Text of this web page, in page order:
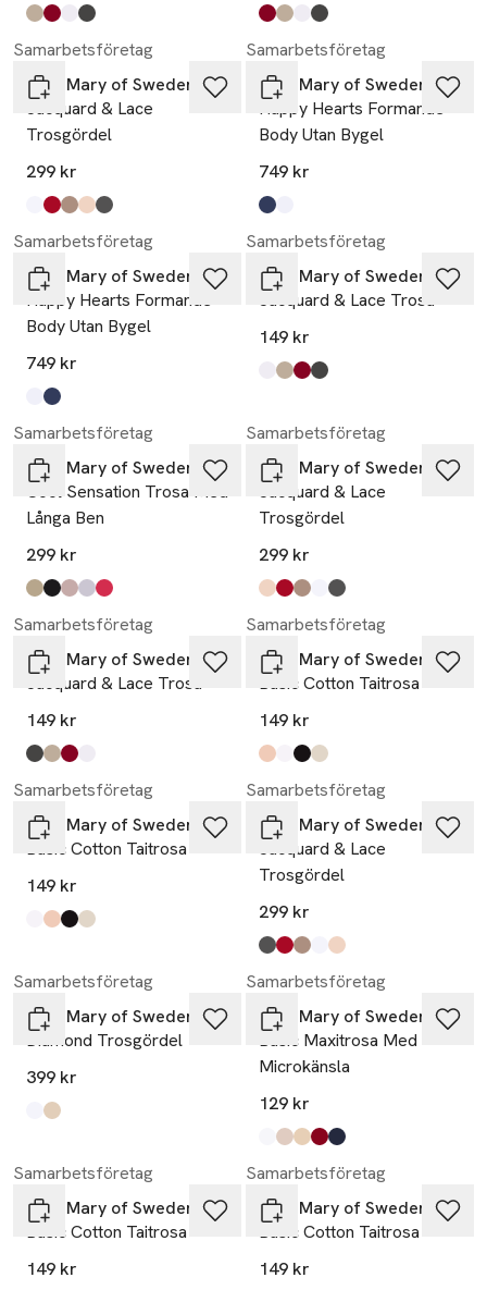
Produkten finns i färgerna:
beige
engelsk röd
vit,
mörkgrå, Produkten finns i färgerna:
engelsk röd
beige
vit,
mörkgrå,
Samarbetsföretag
Miss Mary of Sweden
Jacquard & Lace
Trosgördel
299 kr
Produkten finns i färgerna:
,
röd,
taupe,
beige,
mörkgrå,
Samarbetsföretag
Miss Mary of Sweden
Happy Hearts Formande
Body Utan Bygel
749 kr
Produkten finns i färgerna:
mörkblå
vit,
Samarbetsföretag
Miss Mary of Sweden
Happy Hearts Formande
Body Utan Bygel
749 kr
Produkten finns i färgerna:
,
mörkblå
Samarbetsföretag
Miss Mary of Sweden
Jacquard & Lace Trosa
149 kr
Produkten finns i färgerna:
,
beige,
engelsk röd
mörkgrå,
Samarbetsföretag
Miss Mary of Sweden
Cool Sensation Trosa Med
Långa Ben
299 kr
Produkten finns i färgerna:
beige,
svart,
taupe,
vit,
korall,
Samarbetsföretag
Miss Mary of Sweden
Jacquard & Lace
Trosgördel
299 kr
Produkten finns i färgerna:
beige,
röd,
taupe,
vit,
mörkgrå
Samarbetsföretag
Miss Mary of Sweden
Jacquard & Lace Trosa
149 kr
Produkten finns i färgerna:
mörkgrå
beige,
engelsk röd
vit,
Samarbetsföretag
Miss Mary of Sweden
Basic Cotton Taitrosa
149 kr
Produkten finns i färgerna:
beige,
vit
svart,
champagne
Samarbetsföretag
Miss Mary of Sweden
Basic Cotton Taitrosa
149 kr
Produkten finns i färgerna:
,
beige,
svart,
champagne
Samarbetsföretag
Miss Mary of Sweden
Jacquard & Lace
Trosgördel
299 kr
Produkten finns i färgerna:
mörkgrå
röd,
taupe,
vit,
beige,
Samarbetsföretag
Miss Mary of Sweden
Diamond Trosgördel
399 kr
Produkten finns i färgerna:
,
beige
Samarbetsföretag
Miss Mary of Sweden
Basic Maxitrosa Med
Microkänsla
129 kr
Produkten finns i färgerna:
white,
pink,
beige,
red,
blue,
Samarbetsföretag
Miss Mary of Sweden
Basic Cotton Taitrosa
149 kr
Samarbetsföretag
Miss Mary of Sweden
Basic Cotton Taitrosa
149 kr